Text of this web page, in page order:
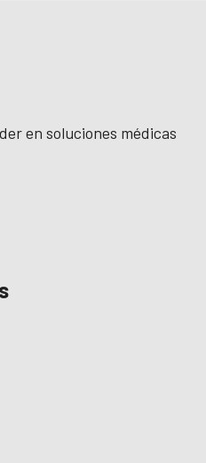
en soluciones médicas